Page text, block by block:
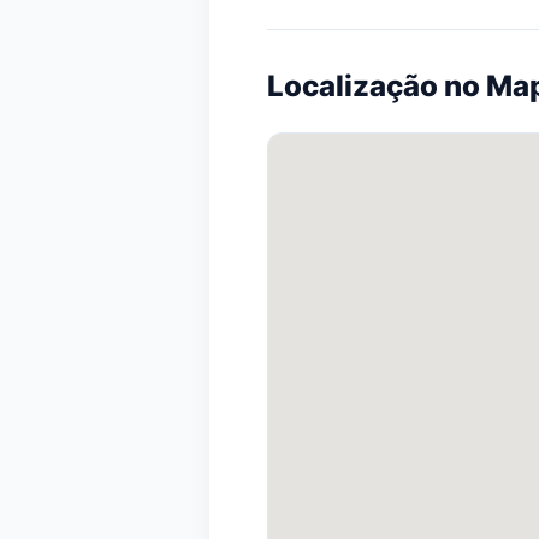
Localização no